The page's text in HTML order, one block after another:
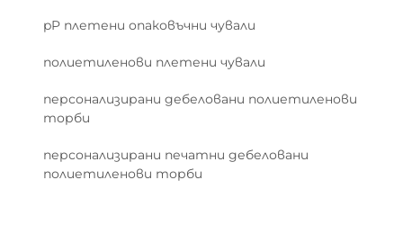
pP плетени опаковъчни чували
полиетиленови плетени чували
персонализирани дебеловани полиетиленови
торби
персонализирани печатни дебеловани
полиетиленови торби